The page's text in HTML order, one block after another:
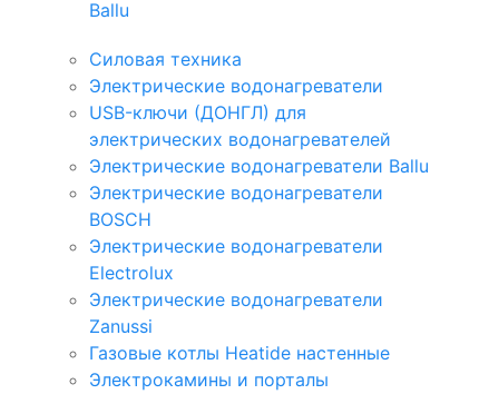
Ballu
Силовая техника
Электрические водонагреватели
USB-ключи (ДОНГЛ) для
электрических водонагревателей
Электрические водонагреватели Ballu
Электрические водонагреватели
BOSCH
Электрические водонагреватели
Electrolux
Электрические водонагреватели
Zanussi
Газовые котлы Heatide настенные
Электрокамины и порталы